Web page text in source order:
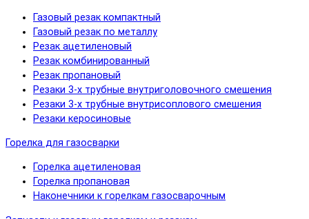
Газовый резак компактный
Газовый резак по металлу
Резак ацетиленовый
Резак комбинированный
Резак пропановый
Резаки 3-х трубные внутриголовочного смешения
Резаки 3-х трубные внутрисоплового смешения
Резаки керосиновые
Горелка для газосварки
Горелка ацетиленовая
Горелка пропановая
Наконечники к горелкам газосварочным